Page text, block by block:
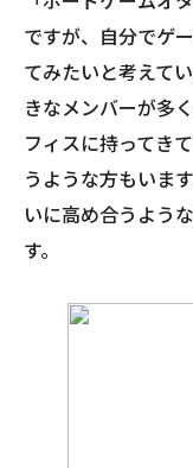
ですが、自分でゲ
てみたいと考えて
きなメンバーが多
フィスに持ってき
うような方もいま
いに高め合うよう
す。